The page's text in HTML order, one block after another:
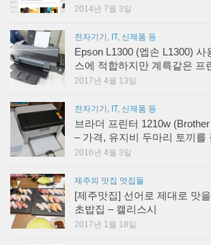
2014년 7월 3일
전자기기, IT, 신제품 등
Epson L1300 (엡손 L1300) 사
스에 적합하지만 계륵같은 프
2017년 4월 13일
전자기기, IT, 신제품 등
브라더 프린터 1210w (Brother
– 가격, 유지비 두마리 토끼를
2016년 4월 3일
제주의 맛집 멋집들
[제주맛집] 선어로 제대로 맛
초밥집 – 캘리스시
2017년 1월 18일